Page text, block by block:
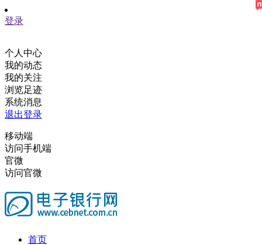
登录
个人中心
我的动态
我的关注
浏览足迹
系统消息
退出登录
移动端
访问手机端
官微
访问官微
首页